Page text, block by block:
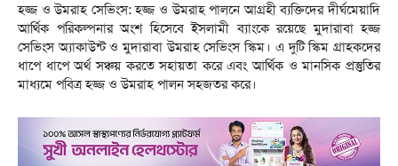
হজ্জ ও উমরাহ সেভিংস: হজ্জ ও উমরাহ পালনে আগ্রহী ব্যক্তিদের দীর্ঘমেয়াদি
আর্থিক পরিকল্পনার অংশ হিসেবে ইসলামী ব্যাংকে রয়েছে মুদারাবা হজ্জ
সেভিংস অ্যাকাউন্ট ও মুদারাবা উমরাহ সেভিংস স্কিম। এ দুটি স্কিম গ্রাহকদের
ধাপে ধাপে অর্থ সঞ্চয় করতে সহায়তা করে এবং আর্থিক ও মানসিক প্রস্তুতির
মাধ্যমে পবিত্র হজ্জ ও উমরাহ পালন সহজতর করে।